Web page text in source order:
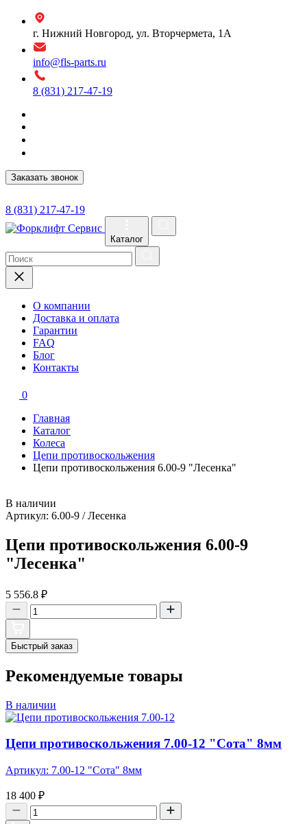
г. Нижний Новгород, ул. Вторчермета, 1А
info@fls-parts.ru
8 (831) 217-47-19
Заказать звонок
8 (831) 217-47-19
Каталог
О компании
Доставка и оплата
Гарантии
FAQ
Блог
Контакты
0
Главная
Каталог
Колеса
Цепи противоскольжения
Цепи противоскольжения 6.00-9 "Лесенка"
В наличии
Артикул: 6.00-9 / Лесенка
Цепи противоскольжения 6.00-9
"Лесенка"
5 556.8 ₽
Быстрый заказ
Рекомендуемые товары
В наличии
Цепи противоскольжения 7.00-12 "Сота" 8мм
Артикул: 7.00-12 "Сота" 8мм
18 400 ₽